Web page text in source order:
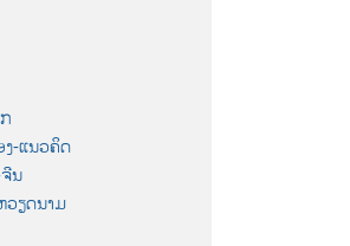
ງ-ແນວຄິດ
ນ
ວຽດນາມ